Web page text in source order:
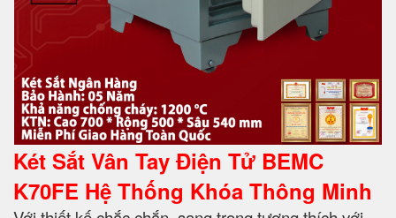
Két Sắt Vân Tay Điện Tử BEMC
K70FE Hệ Thống Khóa Thông Minh